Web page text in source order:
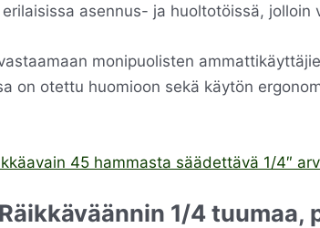
asennus- ja huoltotöissä,
monipuolisten
on otettu huomioon sekä käytön
45 hammasta säädettävä 1/4″
1/4 tuumaa,